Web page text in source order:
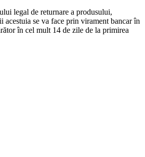
legal de returnare a produsului,
acestuia se va face prin virament bancar în
în cel mult 14 de zile de la primirea